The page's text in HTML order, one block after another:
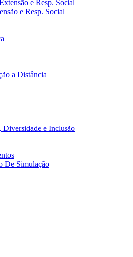
e Resp. Social
e Resp. Social
a Distância
Diversidade e Inclusão
De Simulação